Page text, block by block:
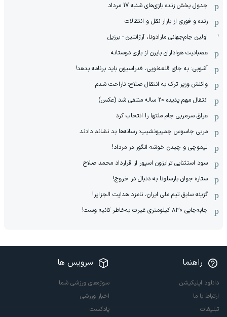
جدول پخش زنده بازی‌های شنبه 17 مرداد
زنده و فوری از بازار نقل و انتقالات
اولین جام‌جهانی مارادونا، آرژانتین - برزیل
عصبانیت هواداران بایرن از بازی دوستانه
آشوبی: به جای قلعه‌نویی، فدراسیون باید برنامه بدهد!
واکنش وزیر ترک به انتقال صلاح: ناراحت شدم
انتقال مهم پدیده 20 ساله منتفی شد (عکس)
عراق سرمربی جام ملتها را انتخاب کرد
مربی جاسوس چمپیونشیپ: رسانه‌ها بد نشانم دادند
لیموچی و چیدن خوشه انگور در مرداد!
سود استثنایی ترابزون اسپور از قرارداد محمد صلاح
ستاره جوان بارسلونا به دنبال در خروج!
گزینه سابق تیم ملی ایران، نامزد هدایت الجزایر!
جابه‌جایی ۸۳۰ کیلومتری غیرت به‌خاطر کانیه وست!
راهنما
دانلود اپلیکیشن
ارتباط با ما
تبلیغات
سرویس ها
سوژه‌های ورزشی شما
اخبار ورزشی
پادکست